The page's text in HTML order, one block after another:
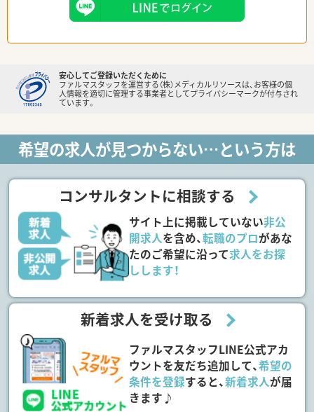
安心してご登録いただくために
ファルマスタッフを運営する（株）メディカルリソースは、お客様の個
人情報を適切に管理する事業者としてプライバシーマークが付与され
ています。
希望の求人が見つからない…という方は
コンサルタントに相談する
サイト上に掲載していない非公
開求人を含め、転職のプロがあな
たのご希望に沿って求人をお探
しします！
新着求人を受け取る
ファルマスタッフLINE公式アカ
ウントを友だち追加して、希望の
条件を登録すると、新着求人が届
きます♪